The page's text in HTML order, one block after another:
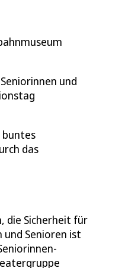
und
buntes
das
die Sicherheit für
Senioren ist